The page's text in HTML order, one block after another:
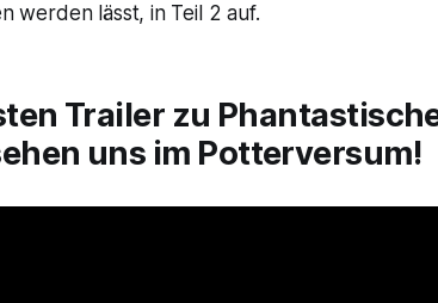
werden lässt, in Teil 2 auf.
Trailer zu
uns im Potterversum!